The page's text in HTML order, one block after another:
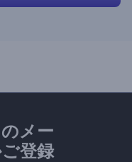
メー
登録